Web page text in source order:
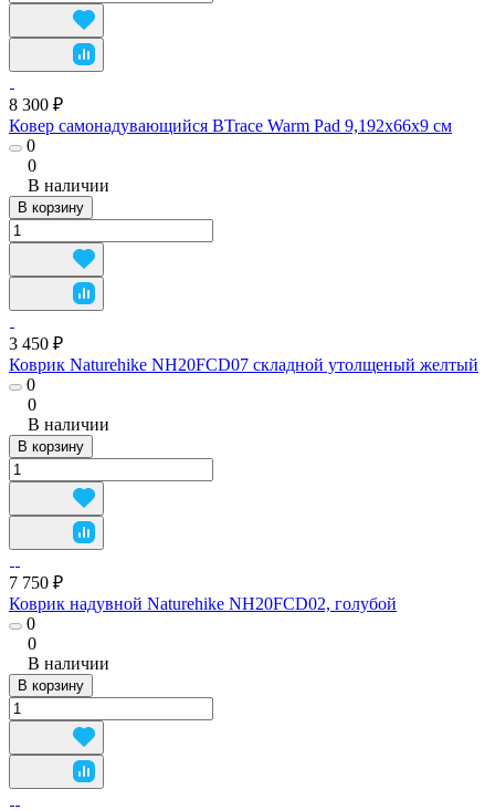
8 300 ₽
Ковер самонадувающийся BTrace Warm Pad 9,192х66х9 см
0
0
В наличии
В корзину
3 450 ₽
Коврик Naturehike NH20FCD07 складной утолщеный желтый
0
0
В наличии
В корзину
7 750 ₽
Коврик надувной Naturehike NH20FCD02, голубой
0
0
В наличии
В корзину